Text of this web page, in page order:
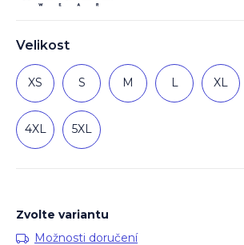
Velikost
XS S M L XL
4XL 5XL
Zvolte variantu
Možnosti doručení